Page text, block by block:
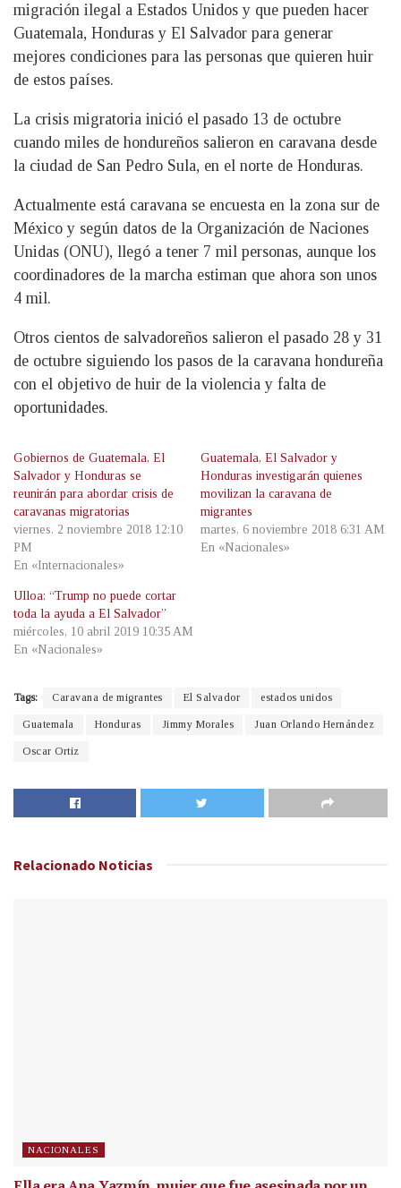
migración ilegal a Estados Unidos y que pueden hacer
Guatemala, Honduras y El Salvador para generar
mejores condiciones para las personas que quieren huir
de estos países.
La crisis migratoria inició el pasado 13 de octubre
cuando miles de hondureños salieron en caravana desde
la ciudad de San Pedro Sula, en el norte de Honduras.
Actualmente está caravana se encuesta en la zona sur de
México y según datos de la Organización de Naciones
Unidas (ONU), llegó a tener 7 mil personas, aunque los
coordinadores de la marcha estiman que ahora son unos
4 mil.
Otros cientos de salvadoreños salieron el pasado 28 y 31
de octubre siguiendo los pasos de la caravana hondureña
con el objetivo de huir de la violencia y falta de
oportunidades.
Gobiernos de Guatemala, El
Salvador y Honduras se
reunirán para abordar crisis de
caravanas migratorias
viernes, 2 noviembre 2018 12:10
PM
En «Internacionales»
Guatemala, El Salvador y
Honduras investigarán quienes
movilizan la caravana de
migrantes
martes, 6 noviembre 2018 6:31 AM
En «Nacionales»
Ulloa: “Trump no puede cortar
toda la ayuda a El Salvador”
miércoles, 10 abril 2019 10:35 AM
En «Nacionales»
Tags: Caravana de migrantes El Salvador estados unidos
Guatemala Honduras Jimmy Morales Juan Orlando Hernández
Oscar Ortiz
Relacionado Noticias
NACIONALES